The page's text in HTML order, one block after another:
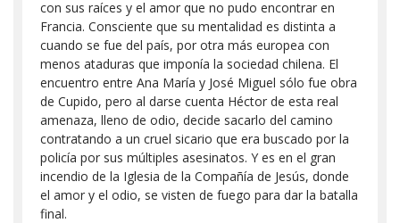
con sus raíces y el amor que no pudo encontrar en
Francia. Consciente que su mentalidad es distinta a
cuando se fue del país, por otra más europea con
menos ataduras que imponía la sociedad chilena. El
encuentro entre Ana María y José Miguel sólo fue obra
de Cupido, pero al darse cuenta Héctor de esta real
amenaza, lleno de odio, decide sacarlo del camino
contratando a un cruel sicario que era buscado por la
policía por sus múltiples asesinatos. Y es en el gran
incendio de la Iglesia de la Compañía de Jesús, donde
el amor y el odio, se visten de fuego para dar la batalla
final.